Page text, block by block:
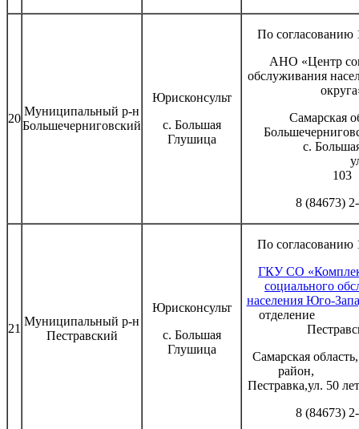
20
Муниципальный р-н
Большечерниговский
Юрисконсульт
с. Большая
Глушица
По согласованию
АНО «Центр
обслуживания
Самарская
с. Большая
ул.
103
8 (84673)
21
Муниципальный р-н
Пестравский
Юрисконсульт
с. Большая
Глушица
По согласованию
ГКУ СО
социального
населения Юго-
Самарская
Пестравка,ул. 50
8 (84673)